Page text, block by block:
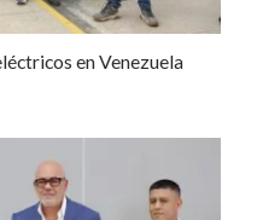
en Venezuela